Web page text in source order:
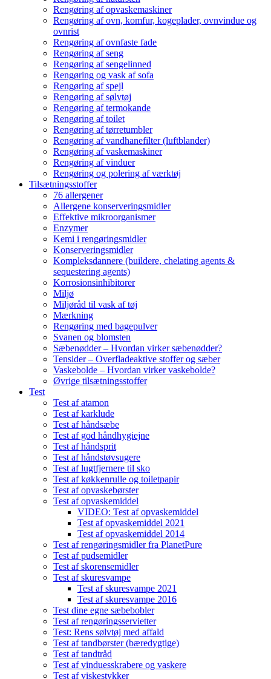
Rengøring af opvaskemaskiner
Rengøring af ovn, komfur, kogeplader, ovnvindue og
ovnrist
Rengøring af ovnfaste fade
Rengøring af seng
Rengøring af sengelinned
Rengøring og vask af sofa
Rengøring af spejl
Rengøring af sølvtøj
Rengøring af termokande
Rengøring af toilet
Rengøring af tørretumbler
Rengøring af vandhanefilter (luftblander)
Rengøring af vaskemaskiner
Rengøring af vinduer
Rengøring og polering af værktøj
Tilsætningsstoffer
76 allergener
Allergene konserveringsmidler
Effektive mikroorganismer
Enzymer
Kemi i rengøringsmidler
Konserveringsmidler
Kompleksdannere (buildere, chelating agents &
sequestering agents)
Korrosionsinhibitorer
Miljø
Miljøråd til vask af tøj
Mærkning
Rengøring med bagepulver
Svanen og blomsten
Sæbenødder – Hvordan virker sæbenødder?
Tensider – Overfladeaktive stoffer og sæber
Vaskebolde – Hvordan virker vaskebolde?
Øvrige tilsætningsstoffer
Test
Test af atamon
Test af karklude
Test af håndsæbe
Test af god håndhygiejne
Test af håndsprit
Test af håndstøvsugere
Test af lugtfjernere til sko
Test af køkkenrulle og toiletpapir
Test af opvaskebørster
Test af opvaskemiddel
VIDEO: Test af opvaskemiddel
Test af opvaskemiddel 2021
Test af opvaskemiddel 2014
Test af rengøringsmidler fra PlanetPure
Test af pudsemidler
Test af skorensemidler
Test af skuresvampe
Test af skuresvampe 2021
Test af skuresvampe 2016
Test dine egne sæbebobler
Test af rengøringsservietter
Test: Rens sølvtøj med affald
Test af tandbørster (bæredygtige)
Test af tandtråd
Test af vinduesskrabere og vaskere
Test af viskestykker